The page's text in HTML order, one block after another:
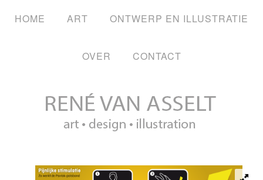
HOME ART ONTWERP EN ILLUSTRATIE
OVER CONTACT